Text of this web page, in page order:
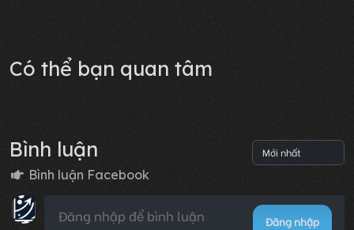
Có thể bạn quan tâm
Bình luận
Bình luận Facebook
Đăng nhập